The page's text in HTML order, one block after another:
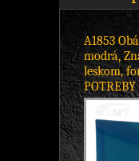
A1853
modrá,
leskom,
POTREBY